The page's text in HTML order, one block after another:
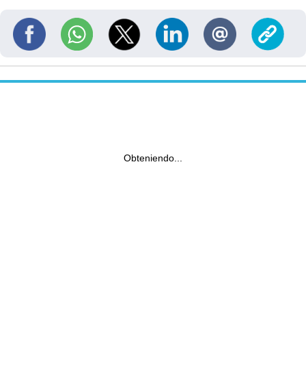
Obteniendo...